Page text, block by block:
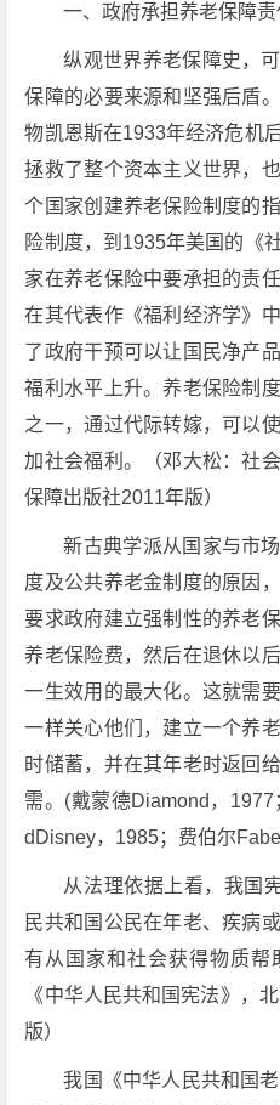
一、政府承担养老保障
纵观世界养老保障史，
保障的必要来源和坚强后盾
物凯恩斯在1933年经济危机
拯救了整个资本主义世界，
个国家创建养老保险制度的
险制度，到1935年美国的《
家在养老保险中要承担的责
在其代表作《福利经济学》
了政府干预可以让国民净产
福利水平上升。养老保险制
之一，通过代际转嫁，可以
加社会福利。（邓大松：社
保障出版社2011年版）
新古典学派从国家与市
度及公共养老金制度的原因
要求政府建立强制性的养老
养老保险费，然后在退休以
一生效用的最大化。这就需
一样关心他们，建立一个养
时储蓄，并在其年老时返回
需。(戴蒙德Diamond，
dDisney，1985；费伯尔
从法理依据上看，我国
民共和国公民在年老、疾病
有从国家和社会获得物质帮
《中华人民共和国宪法》，
版）
我国《中华人民共和国